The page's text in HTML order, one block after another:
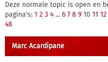
Deze normale topic is open en
pagina's: 1 2 3 4 ... 6 7 8 9 10 11 12
48
Marc Acardipane